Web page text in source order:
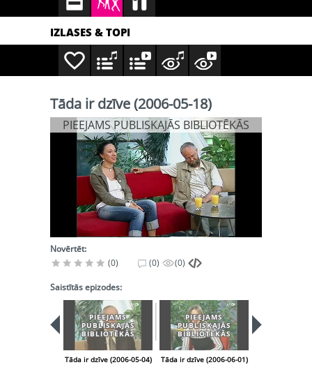
IZLASES & TOPI
Tāda ir dzīve (2006-05-18)
PIEEJAMS PUBLISKAJĀS BIBLIOTĒKĀS
Novērtēt:
(0)
(0) (0)
Saistītās epizodes:
PIEEJAMS
PUBLISKAJĀS
BIBLIOTĒKĀS
Tāda ir dzīve (2006-05-04)
PIEEJAMS
PUBLISKAJĀS
BIBLIOTĒKĀS
Tāda ir dzīve (2006-06-01)